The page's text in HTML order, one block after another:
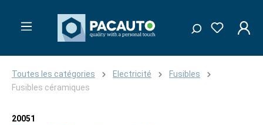
Toutes les catégories Electricité
Fusibles
Fusibles céramiques
20051